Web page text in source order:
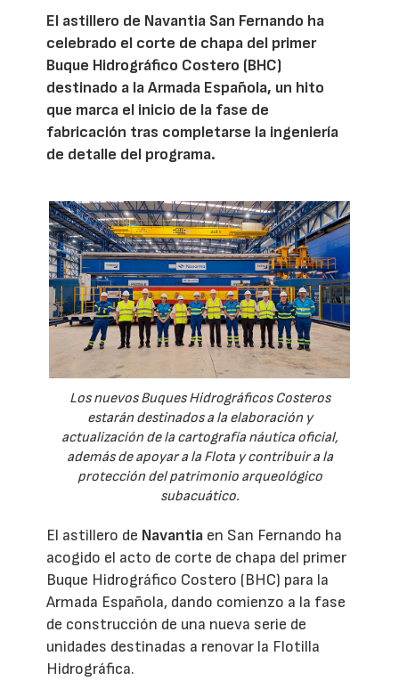
El astillero de Navantia San Fernando ha
celebrado el corte de chapa del primer
Buque Hidrográfico Costero (BHC)
destinado a la Armada Española, un hito
que marca el inicio de la fase de
fabricación tras completarse la ingeniería
de detalle del programa.
Los nuevos Buques Hidrográficos Costeros
estarán destinados a la elaboración y
actualización de la cartografía náutica oficial,
además de apoyar a la Flota y contribuir a la
protección del patrimonio arqueológico
subacuático.
El astillero de Navantia en San Fernando ha
acogido el acto de corte de chapa del primer
Buque Hidrográfico Costero (BHC) para la
Armada Española, dando comienzo a la fase
de construcción de una nueva serie de
unidades destinadas a renovar la Flotilla
Hidrográfica.